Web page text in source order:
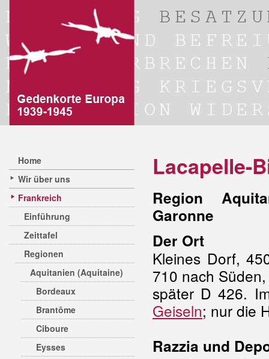
Home
Wir über uns
Frankreich
Einführung
Zeittafel
Regionen
Aquitanien (Aquitaine)
Bordeaux
Brantôme
Ciboure
Eysses
Lacapelle-
Region
Garonne
Der Ort
Kleines Dorf,
710 nach
später D 426.
Geiseln; nur die
Razzia und